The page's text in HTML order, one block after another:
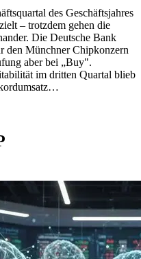
des Geschäftsjahres
– trotzdem gehen die
Die Deutsche Bank
den Münchner Chipkonzern
aber bei „Buy".
im dritten Quartal blieb